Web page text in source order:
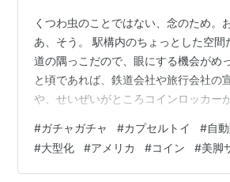
くつわ虫のことではない、念のため。
あ、そう。 駅構内のちょっとした空間
道の隅っこだので、眼にする機会がめ
と頃であれば、鉄道会社や旅行会社の
や、せいぜいがところコインロッカー
ような場所だ。いくらか規模のある空
ろなお土産品だの宣伝目的の地方物産
けられた。もっと気の利いた場所であ
#ガチャガチャ #カプセルトイ #自
#大型化 #アメリカ #コイン #美脚